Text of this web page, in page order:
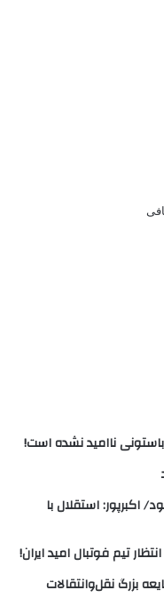
ناامید نشده است!
اکبرپور: استقلال با
تیم فوتبال امید ایران!
بزرگ نقل‌وانتقالات